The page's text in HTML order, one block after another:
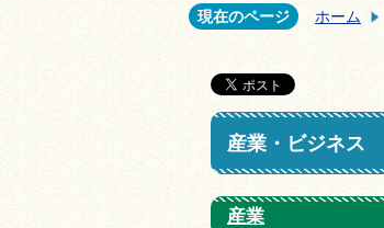
現在のページ ホーム
産業・ビジネス
産業